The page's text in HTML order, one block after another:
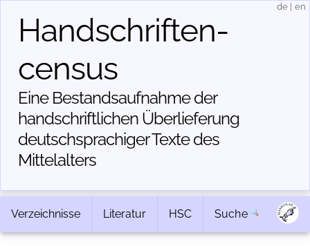
Handschriften­
census
Eine Bestandsaufnahme der
handschriftlichen Über­lieferung
deutschsprachiger Texte des
Mittelalters
de en
Verzeichnisse Literatur HSC Suche